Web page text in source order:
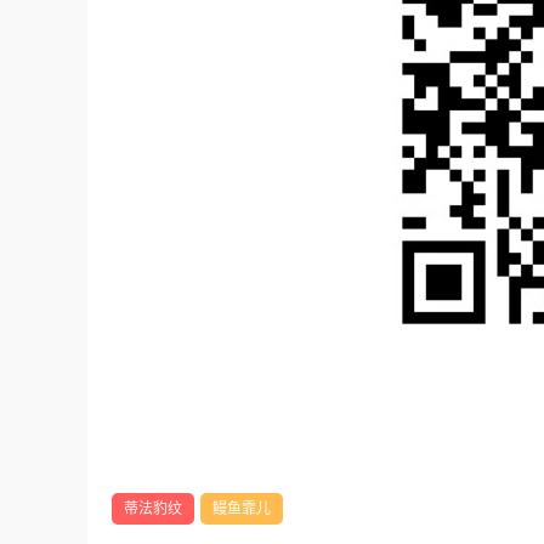
蒂法豹纹 鳗鱼霏儿